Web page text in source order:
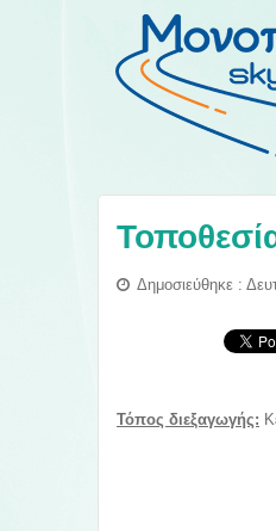
Δημοσιεύθηκε :
Τόπος διεξαγωγής: